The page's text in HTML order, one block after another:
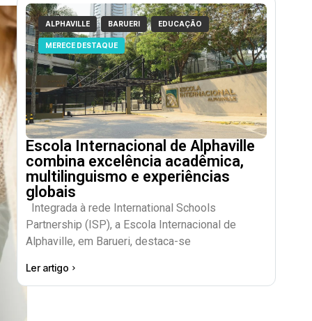
ALPHAVILLE BARUERI EDUCAÇÃO
MERECE DESTAQUE
Escola Internacional de Alphaville
combina excelência acadêmica,
multilinguismo e experiências
globais
Integrada à rede International Schools
Partnership (ISP), a Escola Internacional de
Alphaville, em Barueri, destaca-se
Ler artigo